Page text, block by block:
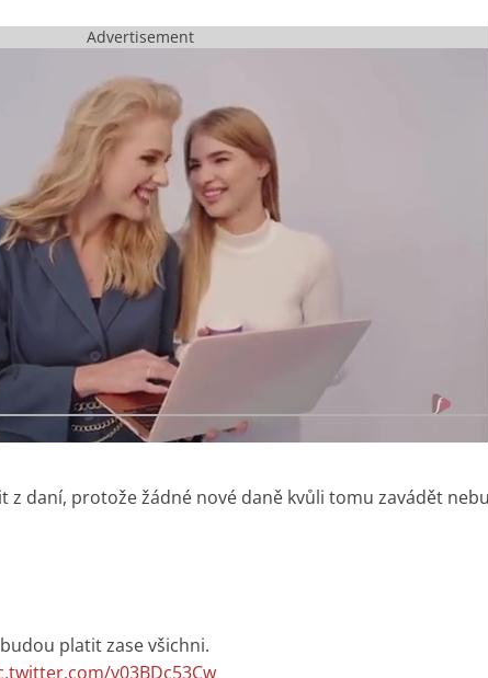
Advertisement
z daní, protože žádné nové daně kvůli tomu zavádět
platit zase všichni.
v03BDc53Cw